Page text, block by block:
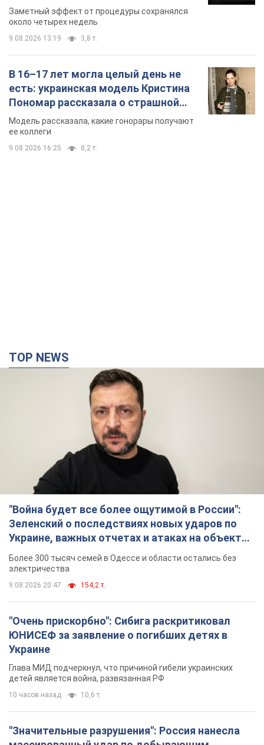
так почти месяц
Заметный эффект от процедуры сохранялся
около четырех недель
9.08.2026 13:19 3,8 т.
В 16–17 лет могла целый день не
есть: украинская модель Кристина
Пономар рассказала о страшной
стороне модельной карьеры
Модель рассказала, какие гонорары получают
ее коллеги
9.08.2026 16:25 8,2 т.
TOP NEWS
"Война будет все более ощутимой в России":
Зеленский о последствиях новых ударов по
Украине, важных отчетах и атаках на объекты
противника. Видео
Более 300 тысяч семей в Одессе и области остались без
электричества
9.08.2026 20:47 154,2 т.
"Очень прискорбно": Сибига раскритиковал
ЮНИСЕФ за заявление о погибших детях в
Украине
Глава МИД подчеркнул, что причиной гибели украинских
детей является война, развязанная РФ
10 часов назад 10,6 т.
"Значительные разрушения": Россия нанесла